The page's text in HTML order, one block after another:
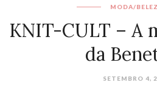
MODA/
KNIT-CULT – A
da
SETEMBRO 4,